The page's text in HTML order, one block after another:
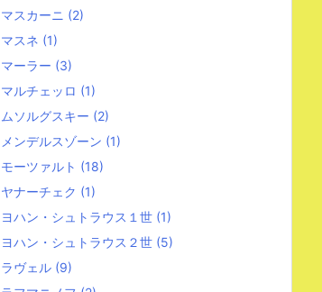
マスカーニ (2)
マスネ (1)
マーラー (3)
マルチェッロ (1)
ムソルグスキー (2)
メンデルスゾーン (1)
モーツァルト (18)
ヤナーチェク (1)
ヨハン・シュトラウス１世 (1)
ヨハン・シュトラウス２世 (5)
ラヴェル (9)